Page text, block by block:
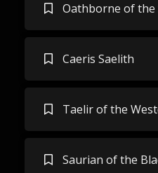
Oathborne of the
Caeris Saelith
Taelir of the
Saurian of the